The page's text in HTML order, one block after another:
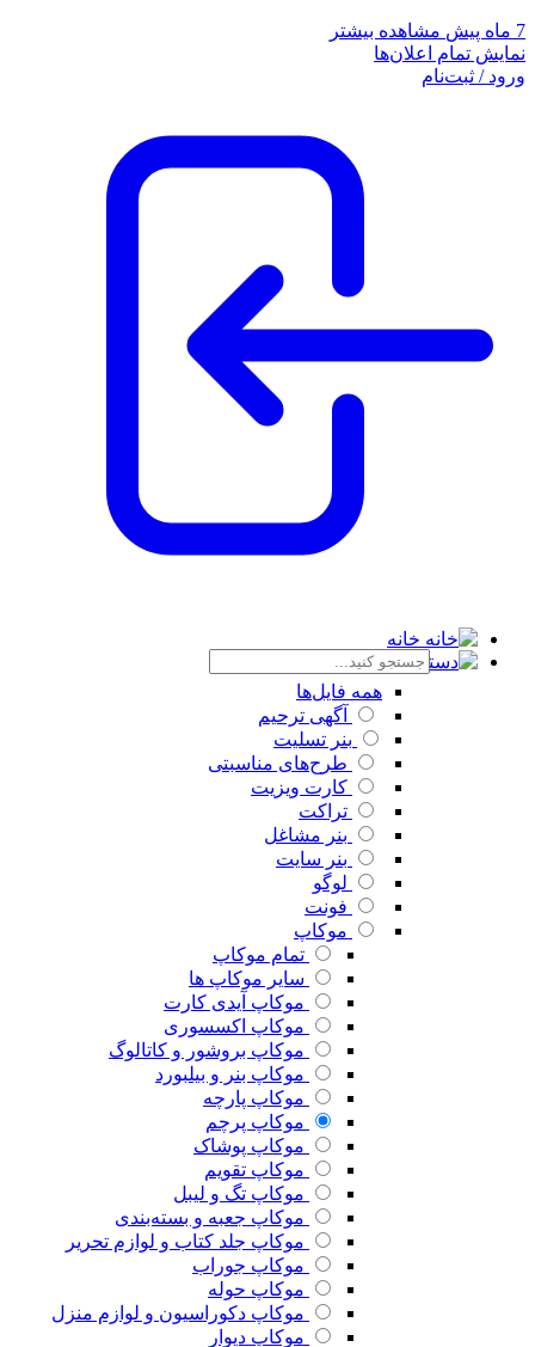
7 ماه پیش
مشاهده بیشتر
نمایش تمام اعلان‌ها
ورود / ثبت‌نام
خانه
دسته بندی
همه فایل‌ها
آگهی ترحیم
بنر تسلیت
طرح‌های مناسبتی
کارت ویزیت
تراکت
بنر مشاغل
بنر سایت
لوگو
فونت
موکاپ
تمام موکاپ
سایر موکاپ ها
موکاپ آیدی کارت
موکاپ اکسسوری
موکاپ بروشور و کاتالوگ
موکاپ بنر و بیلبورد
موکاپ پارچه
موکاپ پرچم
موکاپ پوشاک
موکاپ تقویم
موکاپ تگ و لیبل
موکاپ جعبه و بسته‌بندی
موکاپ جلد کتاب و لوازم تحریر
موکاپ جوراب
موکاپ حوله
موکاپ دکوراسیون و لوازم منزل
موکاپ دیوار